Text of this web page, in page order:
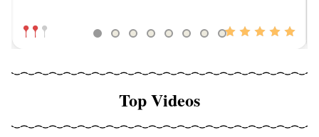
Top Videos